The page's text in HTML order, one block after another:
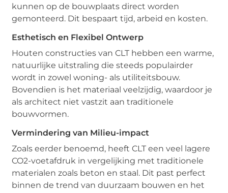
kunnen op de bouwplaats direct worden
gemonteerd. Dit bespaart tijd, arbeid en kosten.
Esthetisch en Flexibel Ontwerp
Houten constructies van CLT hebben een warme,
natuurlijke uitstraling die steeds populairder
wordt in zowel woning- als utiliteitsbouw.
Bovendien is het materiaal veelzijdig, waardoor je
als architect niet vastzit aan traditionele
bouwvormen.
Vermindering van Milieu-impact
Zoals eerder benoemd, heeft CLT een veel lagere
CO2-voetafdruk in vergelijking met traditionele
materialen zoals beton en staal. Dit past perfect
binnen de trend van duurzaam bouwen en het